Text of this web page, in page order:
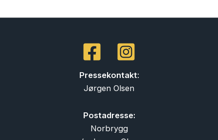
Pressekontakt:
Jørgen Olsen
Postadresse:
Norbrygg